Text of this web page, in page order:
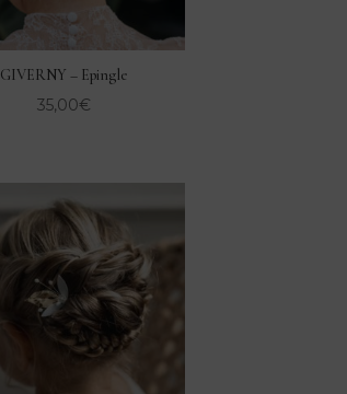
GIVERNY – Epingle
35,00€